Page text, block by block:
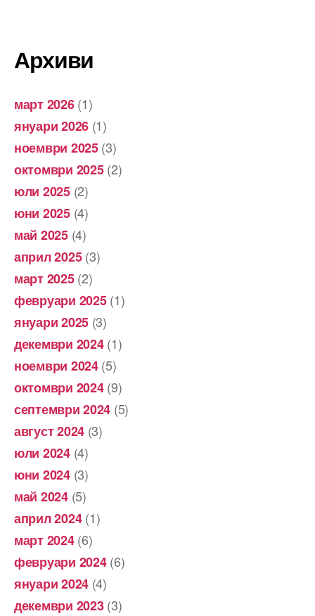
Архиви
март 2026(1)
януари 2026 (1)
ноември 2025(3)
октомври 2025(2)
юли 2025(2)
юни 2025(4)
май 2025(4)
април 2025(3)
март 2025(2)
февруари 2025(1)
януари 2025 (3)
декември 2024(1)
ноември 2024(5)
октомври 2024(9)
септември 2024 (5)
август 2024 (3)
юли 2024(4)
юни 2024(3)
май 2024(5)
април 2024(1)
март 2024(6)
февруари 2024(6)
януари 2024 (4)
декември 2023(3)